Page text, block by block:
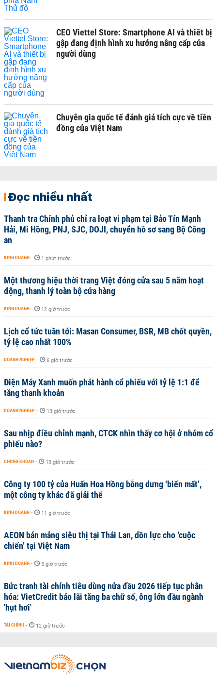
CEO Viettel Store: Smartphone AI và thiết bị
gập đang định hình xu hướng nâng cấp của
người dùng
Chuyên gia quốc tế đánh giá tích cực về tiền
đồng của Việt Nam
Đọc nhiều nhất
Thanh tra Chính phủ chỉ ra loạt vi phạm tại Bảo Tín Mạnh
Hải, Mi Hồng, PNJ, SJC, DOJI, chuyển hồ sơ sang Bộ Công
an
KINH DOANH - 1 phút trước
Một thương hiệu thời trang Việt đóng cửa sau 5 năm hoạt
động, thanh lý toàn bộ cửa hàng
KINH DOANH - 12 giờ trước
Lịch cổ tức tuần tới: Masan Consumer, BSR, MB chốt quyền,
tỷ lệ cao nhất 100%
DOANH NGHIỆP - 6 giờ trước
Điện Máy Xanh muốn phát hành cổ phiếu với tỷ lệ 1:1 để
tăng thanh khoản
DOANH NGHIỆP - 13 giờ trước
Sau nhịp điều chỉnh mạnh, CTCK nhìn thấy cơ hội ở nhóm cổ
phiếu nào?
CHỨNG KHOÁN - 13 giờ trước
Công ty 100 tỷ của Huấn Hoa Hồng bỗng dưng ‘biến mất’,
một công ty khác đã giải thể
KINH DOANH - 11 giờ trước
AEON bán mảng siêu thị tại Thái Lan, dồn lực cho ‘cuộc
chiến’ tại Việt Nam
KINH DOANH - 5 giờ trước
Bức tranh tài chính tiêu dùng nửa đầu 2026 tiếp tục phân
hóa: VietCredit báo lãi tăng ba chữ số, ông lớn đầu ngành
'hụt hơi'
TÀI CHÍNH - 12 giờ trước